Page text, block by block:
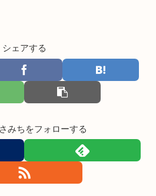
シェアする
みちをフォローする